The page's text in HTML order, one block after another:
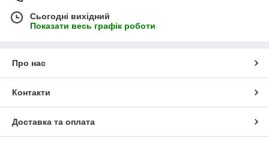
Сьогодні вихідний
Показати весь графік роботи
Про нас
Контакти
Доставка та оплата